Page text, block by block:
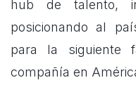
hub de talento,
posicionando al
para la siguiente
compañía en